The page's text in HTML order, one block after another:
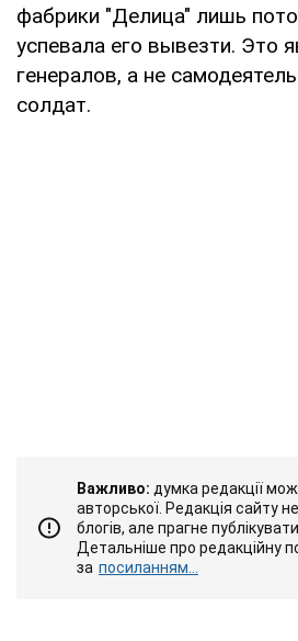
фабрики "Делица" лишь
успевала его вывезти. Это
генералов, а не
солдат.
Важливо: думка редакції
авторської. Редакція сайту
блогів, але прагне публікувати
Детальніше про редакційну
за посиланням...